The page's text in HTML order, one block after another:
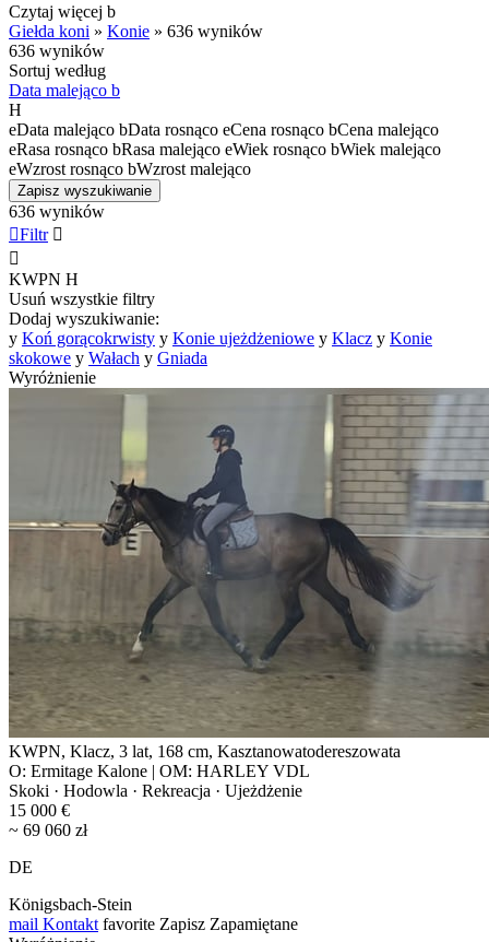
Czytaj więcej b
Giełda koni » Konie » 636 wyników
636 wyników
Sortuj według
Data malejąco b
H
eData malejąco bData rosnąco eCena rosnąco bCena malejąco
eRasa rosnąco bRasa malejąco eWiek rosnąco bWiek malejąco
eWzrost rosnąco bWzrost malejąco
Zapisz wyszukiwanie
636 wyników
Filtr 

KWPN H
Usuń wszystkie filtry
Dodaj wyszukiwanie:
y Koń gorącokrwisty y Konie ujeżdżeniowe y Klacz y Konie
skokowe y Wałach y Gniada
Wyróżnienie
KWPN, Klacz, 3 lat, 168 cm, Kasztanowatodereszowata
O: Ermitage Kalone | OM: HARLEY VDL
Skoki · Hodowla · Rekreacja · Ujeżdżenie
15 000 €
~ 69 060 zł
DE
Königsbach-Stein
mail Kontakt favorite Zapisz Zapamiętane